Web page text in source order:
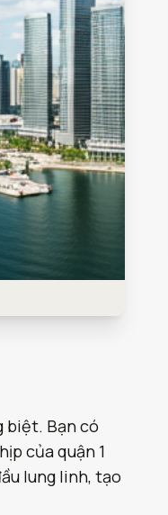
biệt. Bạn có
của quận 1
lung linh, tạo